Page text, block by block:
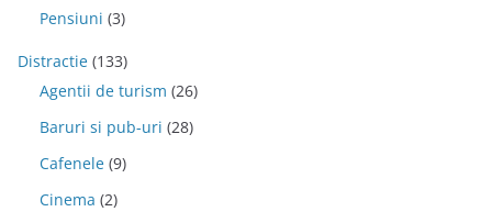
Pensiuni (3)
Distractie (133)
Agentii de turism (26)
Baruri si pub-uri (28)
Cafenele (9)
Cinema (2)